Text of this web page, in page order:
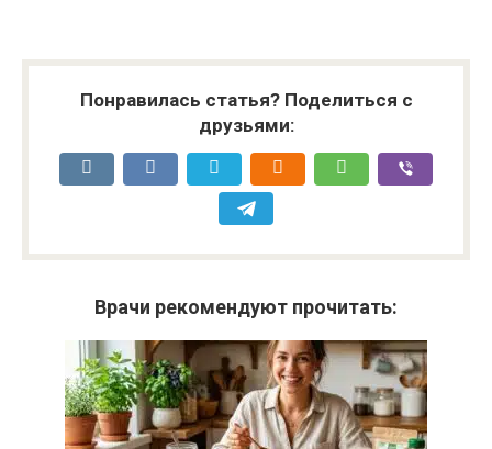
Понравилась статья? Поделиться с
друзьями:
Врачи рекомендуют прочитать: